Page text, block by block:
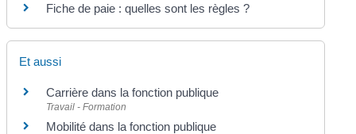
Fiche de paie : quelles sont les règles ?
Et aussi
Carrière dans la fonction publique
Travail - Formation
Mobilité dans la fonction publique